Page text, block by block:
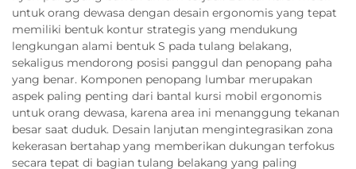
untuk orang dewasa dengan desain ergonomis yang tepat
memiliki bentuk kontur strategis yang mendukung
lengkungan alami bentuk S pada tulang belakang,
sekaligus mendorong posisi panggul dan penopang paha
yang benar. Komponen penopang lumbar merupakan
aspek paling penting dari bantal kursi mobil ergonomis
untuk orang dewasa, karena area ini menanggung tekanan
besar saat duduk. Desain lanjutan mengintegrasikan zona
kekerasan bertahap yang memberikan dukungan terfokus
secara tepat di bagian tulang belakang yang paling